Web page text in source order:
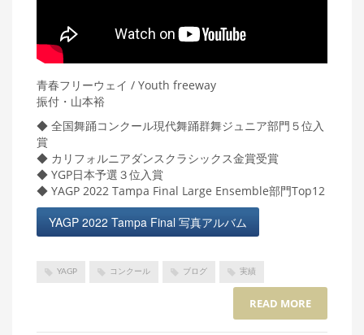
青春フリーウェイ / Youth freeway
振付・山本裕
◆ 全国舞踊コンクール現代舞踊群舞ジュニア部門５位入
賞
◆ カリフォルニアダンスクラシックス金賞受賞
◆ YGP日本予選３位入賞
◆ YAGP 2022 Tampa Final Large Ensemble部門Top12
YAGP コンクール ブログ 実績
READ MORE